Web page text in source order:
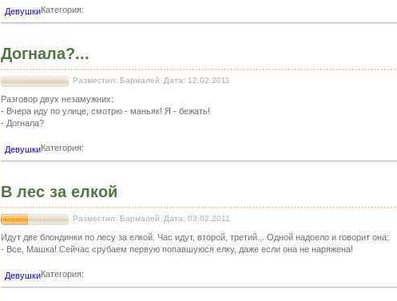
Категория:
Девушки
Догнала?...
Разместил: Бармалей Дата: 12.02.2011
Разговор двух незамужних:
- Вчера иду по улице, смотрю - маньяк! Я - бежать!
- Догнала?
Категория:
Девушки
В лес за елкой
Разместил: Бармалей Дата: 03.02.2011
Идут две блондинки по лесу за елкой. Час идут, второй, третий... Одной надоело и говорит она:
- Все, Машка! Сейчас срубаем первую попавшуюся елку, даже если она не наряжена!
Категория:
Девушки